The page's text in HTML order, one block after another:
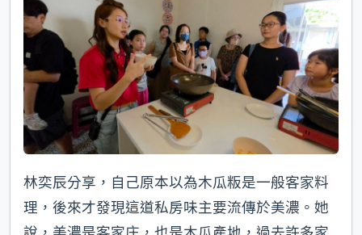
林奕辰分享，自己原本以為木瓜粄是一般客家料
理，後來才發現這道私房味主要流傳於美濃。她